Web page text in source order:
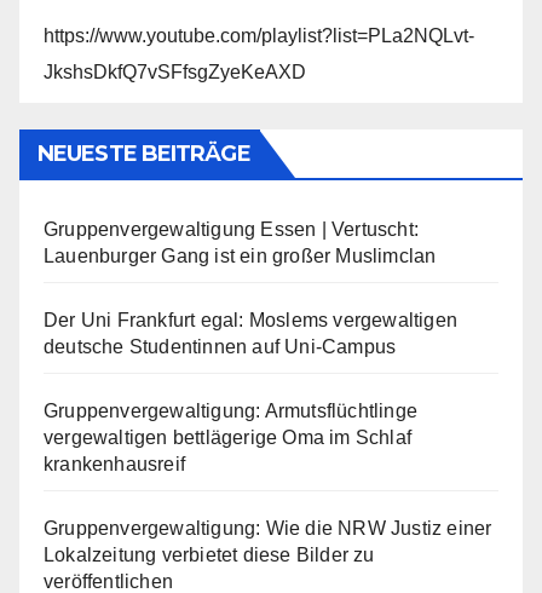
https://www.youtube.com/playlist?list=PLa2NQLvt-
JkshsDkfQ7vSFfsgZyeKeAXD
NEUESTE BEITRÄGE
Gruppenvergewaltigung Essen | Vertuscht:
Lauenburger Gang ist ein großer Muslimclan
Der Uni Frankfurt egal: Moslems vergewaltigen
deutsche Studentinnen auf Uni-Campus
Gruppenvergewaltigung: Armutsflüchtlinge
vergewaltigen bettlägerige Oma im Schlaf
krankenhausreif
Gruppenvergewaltigung: Wie die NRW Justiz einer
Lokalzeitung verbietet diese Bilder zu
veröffentlichen